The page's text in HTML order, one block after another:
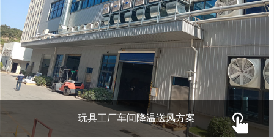
玩具工厂车间降温送风方案